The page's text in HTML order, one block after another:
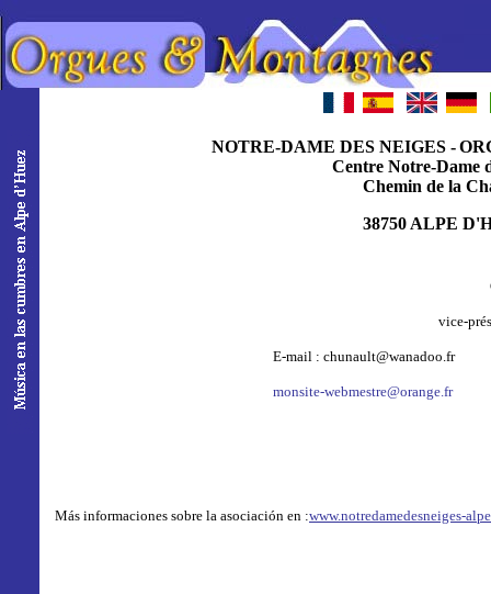
NOTRE-DAME DES NEIGES -
Centre Notre-Dame
Chemin de la
38750 ALPE
vice-
E-mail : chunault@wanadoo.fr
monsite-webmestre@orange.fr
Más informaciones sobre la asociación en :www.notredamedesneiges-